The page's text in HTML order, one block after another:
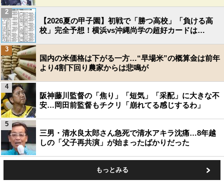
【2026夏の甲子園】初戦で「勝つ高校」「負ける高
校」完全予想！横浜vs沖縄尚学の超好カードは…
2
国内の米価格は下がる一方…“早場米”の概算金は前年
より4割下回り農家からは悲鳴が
3
阪神藤川監督の「焦り」「短気」「采配」に大きな不
安…岡田前監督もチクリ「崩れてる感じするわ」
4
三男・清水良太郎さん急死で清水アキラ沈痛…8年越
しの「父子再共演」が始まったばかりだった
5
もっとみる